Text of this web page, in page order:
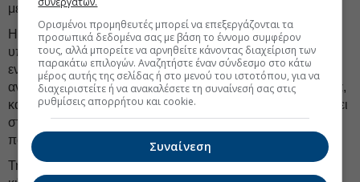
μέσα στα ίδια εργαλεία;
Η απάντηση δεν είναι ευχάριστη για τις Βρυξέλλες. Η ΕΕ
υπόσχεται στρατηγική αυτονομία, νέα αμυντική ικανότητα,
ενεργειακή ασφάλεια, βιομηχανική πολιτική και
ανταγωνιστικότητα απέναντι σε ΗΠΑ και Κίνα. Την ίδια ώρα,
κάθε φορά που ανοίγει συζήτηση για τα χρήματα, επιστρέφει
στην ίδια τακτική να πετάξει το μπαλάκι για κάπου
παρακάτω.
Την ίδια στιγμή, πολλές χώρες μπαίνουν σε προεκλογικό
Ορισμένοι προμηθευτές μπορεί να επεξεργάζονται τα
προσωπικά δεδομένα σας με βάση το έννομο συμφέρον
τους, αλλά μπορείτε να αρνηθείτε κάνοντας διαχείριση των
παρακάτω επιλογών. Αναζητήστε έναν σύνδεσμο στο κάτω
μέρος αυτής της σελίδας ή στο μενού του ιστοτόπου, για να
διαχειριστείτε ή να ανακαλέσετε τη συναίνεσή σας στις
ρυθμίσεις απορρήτου και cookie.
Συναίνεση